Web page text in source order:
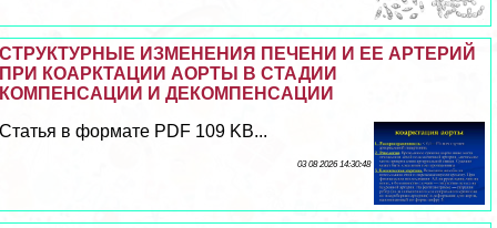
СТРУКТУРНЫЕ ИЗМЕНЕНИЯ ПЕЧЕНИ И ЕЕ АРТЕРИЙ
ПРИ КОАРКТАЦИИ АОРТЫ В СТАДИИ
КОМПЕНСАЦИИ И ДЕКОМПЕНСАЦИИ
Статья в формате PDF 109 KB...
03 08 2026 14:30:48